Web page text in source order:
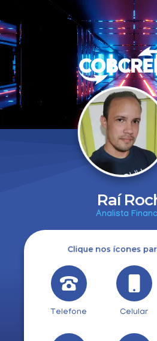
Raí
Analista
Clique nos ícones
Telefone Celular